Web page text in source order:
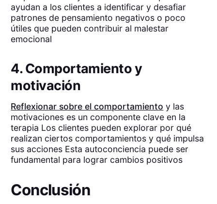
ayudan a los clientes a identificar y desafiar
patrones de pensamiento negativos o poco
útiles que pueden contribuir al malestar
emocional
4. Comportamiento y
motivación
Reflexionar sobre el comportamiento y las
motivaciones es un componente clave en la
terapia Los clientes pueden explorar por qué
realizan ciertos comportamientos y qué impulsa
sus acciones Esta autoconciencia puede ser
fundamental para lograr cambios positivos
Conclusión